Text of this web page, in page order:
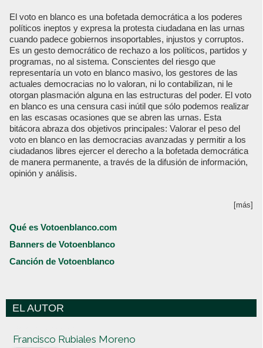
El voto en blanco es una bofetada democrática a los poderes
políticos ineptos y expresa la protesta ciudadana en las urnas
cuando padece gobiernos insoportables, injustos y corruptos.
Es un gesto democrático de rechazo a los políticos, partidos y
programas, no al sistema. Conscientes del riesgo que
representaría un voto en blanco masivo, los gestores de las
actuales democracias no lo valoran, ni lo contabilizan, ni le
otorgan plasmación alguna en las estructuras del poder. El voto
en blanco es una censura casi inútil que sólo podemos realizar
en las escasas ocasiones que se abren las urnas. Esta
bitácora abraza dos objetivos principales: Valorar el peso del
voto en blanco en las democracias avanzadas y permitir a los
ciudadanos libres ejercer el derecho a la bofetada democrática
de manera permanente, a través de la difusión de información,
opinión y análisis.
[más]
Qué es Votoenblanco.com
Banners de Votoenblanco
Canción de Votoenblanco
EL AUTOR
Francisco Rubiales Moreno